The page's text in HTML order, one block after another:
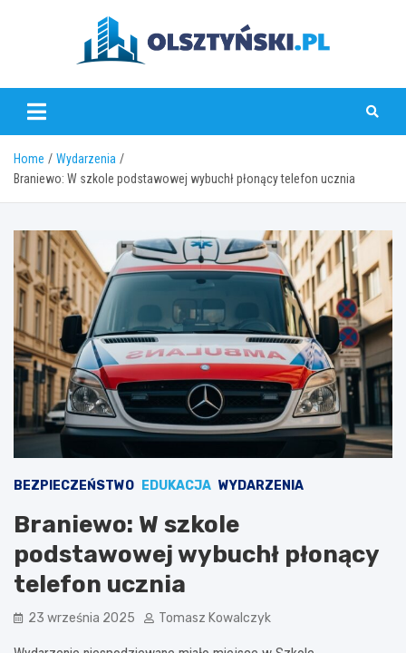
olsztynski.pl
Home
Wydarzenia
Braniewo: W szkole podstawowej wybuchł płonący telefon ucznia
BEZPIECZEŃSTWO EDUKACJA WYDARZENIA
Braniewo: W szkole
podstawowej wybuchł płonący
telefon ucznia
23 września 2025 Tomasz Kowalczyk